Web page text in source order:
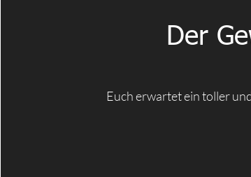
Der
Euch erwartet ein toller